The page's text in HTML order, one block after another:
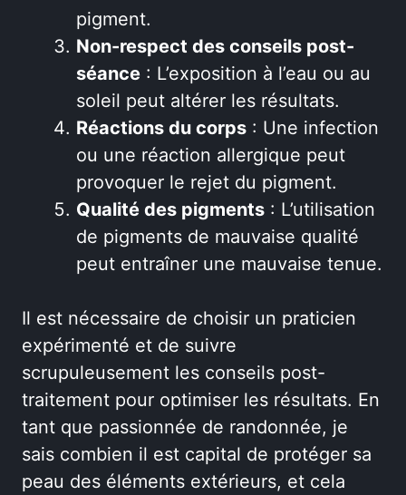
pigment.
Non-respect des conseils post-
séance : L’exposition à l’eau ou au
soleil peut altérer les résultats.
Réactions du corps : Une infection
ou une réaction allergique peut
provoquer le rejet du pigment.
Qualité des pigments : L’utilisation
de pigments de mauvaise qualité
peut entraîner une mauvaise tenue.
Il est nécessaire de choisir un praticien
expérimenté et de suivre
scrupuleusement les conseils post-
traitement pour optimiser les résultats. En
tant que passionnée de randonnée, je
sais combien il est capital de protéger sa
peau des éléments extérieurs, et cela